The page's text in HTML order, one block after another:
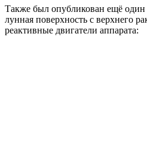
Также был опубликован ещё
лунная поверхность с верхнего
реактивные двигатели аппарата: